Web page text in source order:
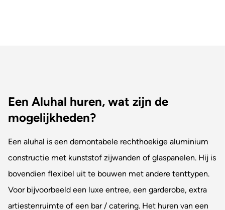
Een Aluhal huren, wat zijn de
mogelijkheden?
Een aluhal is een demontabele rechthoekige aluminium
constructie met kunststof zijwanden of glaspanelen. Hij is
bovendien flexibel uit te bouwen met andere tenttypen.
Voor bijvoorbeeld een luxe entree, een garderobe, extra
artiestenruimte of een bar / catering. Het huren van een